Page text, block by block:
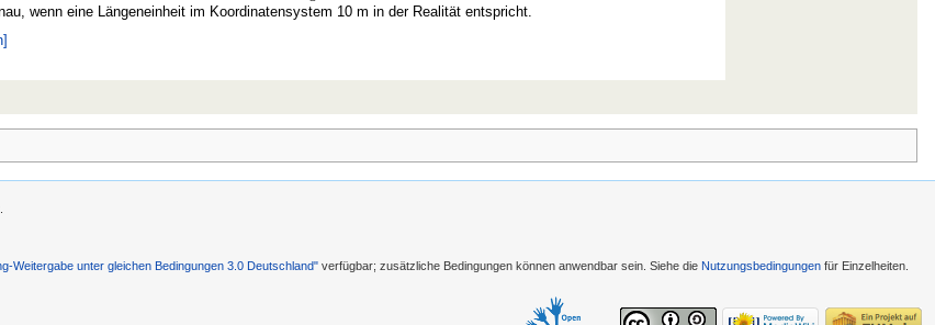
wenn eine Längeneinheit im Koordinatensystem 10 m in der Realität entspricht.
Weitergabe unter gleichen Bedingungen 3.0 Deutschland" verfügbar; zusätzliche Bedingungen können anwendbar sein. Siehe die Nutzungsbedingungen für Einzelheiten.